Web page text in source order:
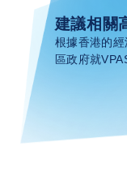
建議相關
根據香港的
區政府就